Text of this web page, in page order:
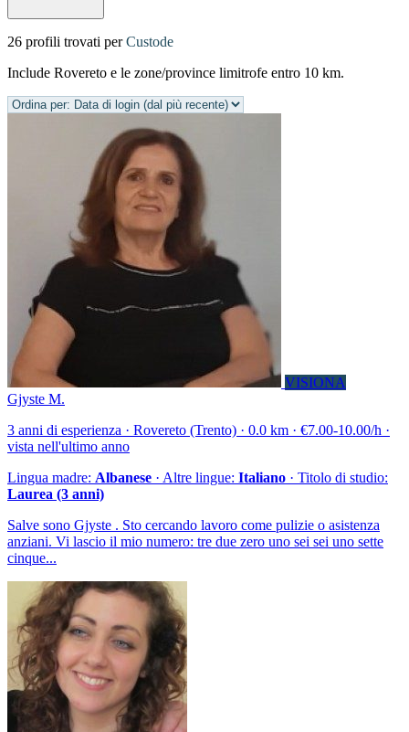
26 profili trovati perCustode
Include Rovereto e le zone/province limitrofe entro 10 km.
VISIONA
Gjyste M.
3 anni di esperienza · Rovereto (Trento) · 0.0 km · €7.00-10.00/h ·
vista nell'ultimo anno
Lingua madre: Albanese · Altre lingue: Italiano · Titolo di studio:
Laurea (3 anni)
Salve sono Gjyste . Sto cercando lavoro come pulizie o asistenza
anziani. Vi lascio il mio numero: tre due zero uno sei sei uno sette
cinque...